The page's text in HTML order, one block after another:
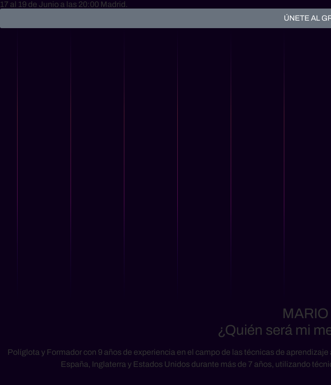
17 al 19 de Junio a las 20:00 Madrid.
ÚNETE AL
¿Quién será mi
Políglota y Formador con 9 años de experiencia en el campo de las técnicas de aprendizaje
España, Inglaterra y Estados Unidos durante más de 7 años, utilizando